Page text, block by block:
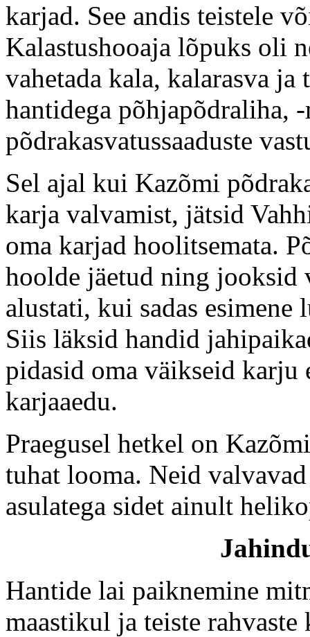
karjad. See andis teistele
Kalastushooaja lõpuks oli
vahetada kala, kalarasva
hantidega põhjapõdraliha,
põdrakasvatussaaduste
Sel ajal kui Kazõmi
karja valvamist, jätsid
oma karjad hoolitsemata.
hoolde jäetud ning jooksid
alustati, kui sadas
Siis läksid handid
pidasid oma väikseid karju
karjaaedu.
Praegusel hetkel on
tuhat looma. Neid
asulatega sidet ainult
Hantide lai paiknemine
maastikul ja teiste